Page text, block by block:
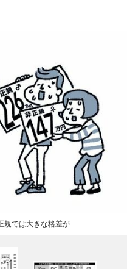
規では大きな格差が